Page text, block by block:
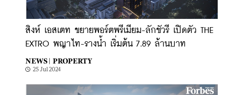
สิงห์ เอสเตท ขยายพอร์ตพรีเมียม-ลักชัวรี เปิดตัว THE
EXTRO พญาไท-รางน้ำ เริ่มต้น 7.89 ล้านบาท
NEWS | PROPERTY
25 Jul 2024